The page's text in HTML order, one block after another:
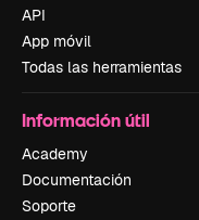
API
App móvil
Todas las herramientas
Información útil
Academy
Documentación
Soporte